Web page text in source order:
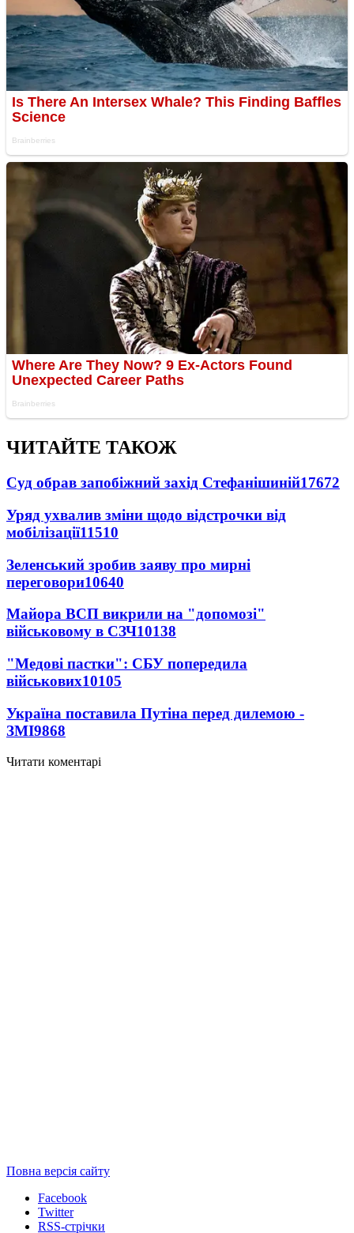
ЧИТАЙТЕ ТАКОЖ
Суд обрав запобіжний захід Стефанішиній17672
Уряд ухвалив зміни щодо відстрочки від
мобілізації11510
Зеленський зробив заяву про мирні
переговори10640
Майора ВСП викрили на "допомозі"
військовому в СЗЧ10138
"Медові пастки": СБУ попередила
військових10105
Україна поставила Путіна перед дилемою -
ЗМІ9868
Читати коментарі
Повна версія сайту
Facebook
Twitter
RSS-стрічки